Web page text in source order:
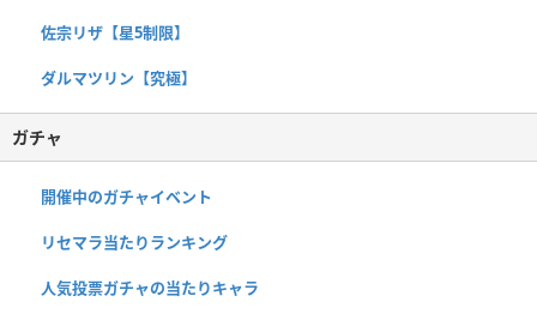
佐宗リザ【星5制限】
ダルマツリン【究極】
ガチャ
開催中のガチャイベント
リセマラ当たりランキング
人気投票ガチャの当たりキャラ